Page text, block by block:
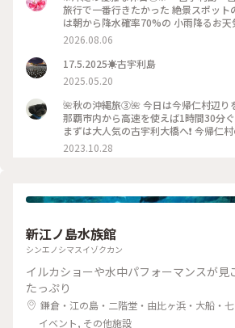
旅行で一番行きたかった 絶景スポット
は朝から降水確率70%の 小雨降るお天
がら向かってると 『古宇利大橋』を渡
りました☀️ 綺麗なエメラルドグリーン
て最高です✨ やっぱり私って晴れ女だわ(笑) #ひみつの
沖縄めぐり #古宇利島 #古宇利大橋 #エ
2026.08.06
17.5.2025☀️古宇利島
2025.05.20
🌺秋の沖縄旅➂🌺 今日は今帰仁村辺りをドライブする予定🚙
那覇市内から高速を使えば1時間30分ぐ
まずは大人気の古宇利大橋へ❗ 今帰仁
屋我地島を結ぶ全長1,960mの橋。
の両側には泣けてくるぐらいの美しい
2023.10.28
新江ノ島水族館
シンエノシマスイゾクカン
イルカショーや水中パフォーマンスが見
たっぷり
鎌倉・江の島・二階堂・由比ヶ浜・大船・
イベント, その他施設